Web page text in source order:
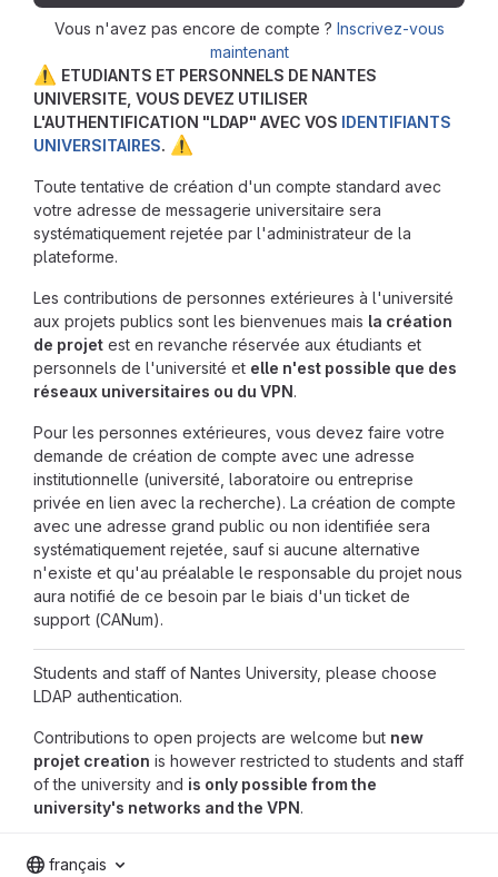
⚠️ ETUDIANTS ET PERSONNELS DE NANTES
UNIVERSITE, VOUS DEVEZ UTILISER
L'AUTHENTIFICATION "LDAP" AVEC VOS IDENTIFIANTS
UNIVERSITAIRES. ⚠️
Toute tentative de création d'un compte standard avec
votre adresse de messagerie universitaire sera
systématiquement rejetée par l'administrateur de la
plateforme.
Les contributions de personnes extérieures à l'université
aux projets publics sont les bienvenues mais la création
de projet est en revanche réservée aux étudiants et
personnels de l'université et elle n'est possible que des
réseaux universitaires ou du VPN.
Pour les personnes extérieures, vous devez faire votre
demande de création de compte avec une adresse
institutionnelle (université, laboratoire ou entreprise
privée en lien avec la recherche). La création de compte
avec une adresse grand public ou non identifiée sera
systématiquement rejetée, sauf si aucune alternative
n'existe et qu'au préalable le responsable du projet nous
aura notifié de ce besoin par le biais d'un ticket de
support (CANum).
Students and staff of Nantes University, please choose
LDAP authentication.
Contributions to open projects are welcome but new
projet creation is however restricted to students and staff
of the university and is only possible from the
university's networks and the VPN.
Vous n'avez pas encore de compte ? Inscrivez-vous
maintenant
français